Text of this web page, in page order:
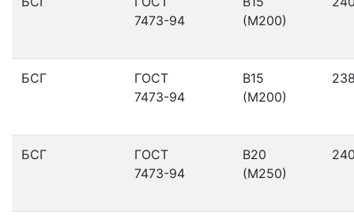
7473-94
(М200)
БСГ
ГОСТ
7473-94
В15
(М200)
БСГ
ГОСТ
7473-94
В20
(М250)